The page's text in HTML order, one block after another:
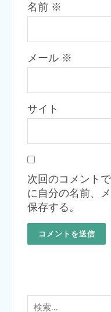
名前 ※
メール ※
サイト
次回のコメント
に自分の名前、
保存する。
検
索: